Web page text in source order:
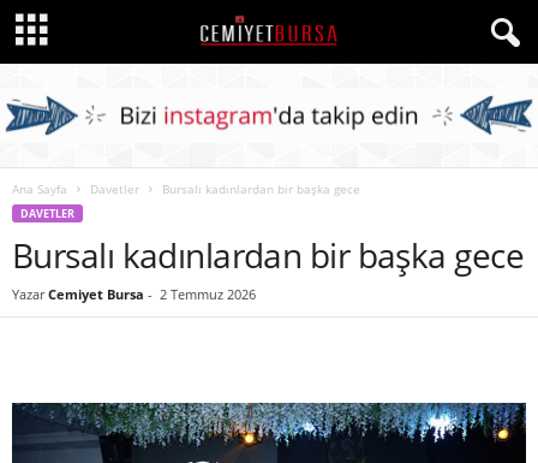
Ana Sayfa Davetler Bursalı kadınlardan bir başka gece
DAVETLER
Bursalı kadınlardan bir başka gece
Yazar Cemiyet Bursa - 2 Temmuz 2026